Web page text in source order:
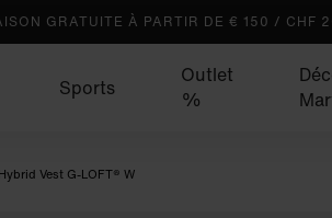
GRATUITE À PARTIR DE € 150 / CHF
Sports
Outlet
%
Vest G-LOFT® W